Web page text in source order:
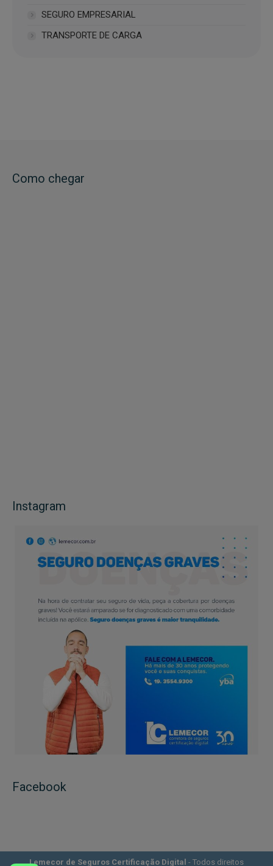
SEGURO EMPRESARIAL
TRANSPORTE DE CARGA
Como chegar
Instagram
Facebook
Lemecor de Seguros Certificação Digital - Todos direitos